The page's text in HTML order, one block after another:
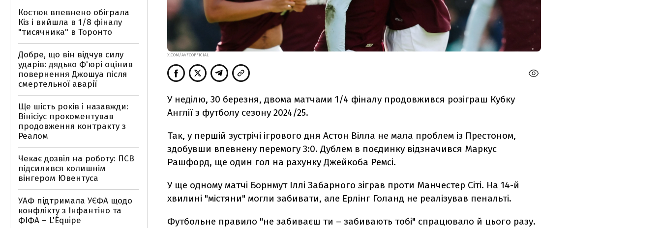
X.COM/AVFCOFFICIAL
У неділю, 30 березня, двома матчами 1/4 фіналу продовжився розіграш Кубку
Англії з футболу сезону 2024/25.
Так, у першій зустрічі ігрового дня Астон Вілла не мала проблем із Престоном,
здобувши впевнену перемогу 3:0. Дублем в поєдинку відзначився Маркус
Рашфорд, ще один гол на рахунку Джейкоба Ремсі.
У ще одному матчі Борнмут Іллі Забарного зіграв проти Манчестер Сіті. На 14-й
хвилині "містяни" могли забивати, але Ерлінг Голанд не реалізував пенальті.
Футбольне правило "не забиваєш ти – забивають тобі" спрацювало й цього разу.
Костюк впевнено обіграла
Кіз і вийшла в 1/8 фіналу
"тисячника" в Торонто
Добре, що він відчув силу
ударів: дядько Ф'юрі оцінив
повернення Джошуа після
смертельної аварії
Ще шість років і назавжди:
Вінісіус прокоментував
продовження контракту з
Реалом
Чекає дозвіл на роботу: ПСВ
підсилився колишнім
вінгером Ювентуса
УАФ підтримала УЄФА щодо
конфлікту з Інфантіно та
ФІФА – L'Équipe